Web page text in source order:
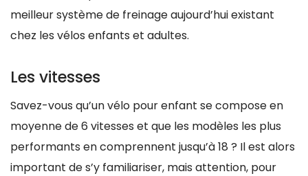
meilleur système de freinage aujourd’hui existant
chez les vélos enfants et adultes.
Les vitesses
Savez-vous qu’un vélo pour enfant se compose en
moyenne de 6 vitesses et que les modèles les plus
performants en comprennent jusqu’à 18 ? Il est alors
important de s’y familiariser, mais attention, pour